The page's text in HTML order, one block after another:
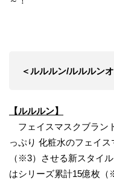
＜ルルルン/ルルルン
【ルルルン】
フェイスマスクブラン
っぷり 化粧水のフェイ
（※3）させる新スタイ
はシリーズ累計15億枚（